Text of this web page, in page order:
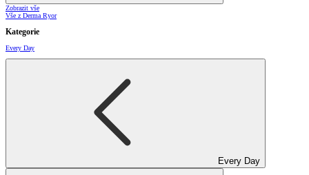
Zobrazit vše
Vše z Derma Ryor
Kategorie
Every Day
Every Day